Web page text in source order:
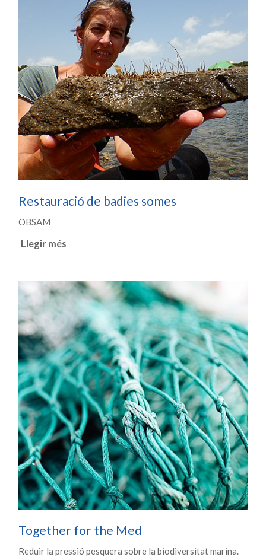
Restauració de badies somes
OBSAM
Llegir més
Together for the Med
Reduir la pressió pesquera sobre la biodiversitat marina.